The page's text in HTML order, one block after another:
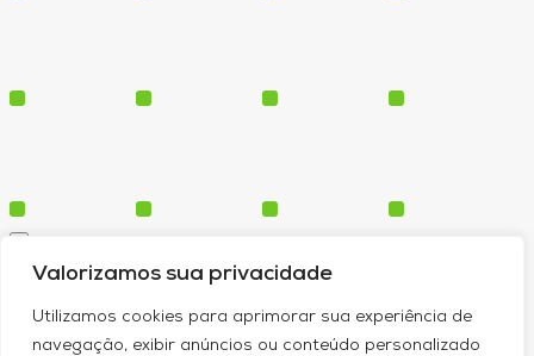
Valorizamos sua privacidade
Utilizamos cookies para aprimorar sua experiência de
navegação, exibir anúncios ou conteúdo personalizado
Cursos
Blog